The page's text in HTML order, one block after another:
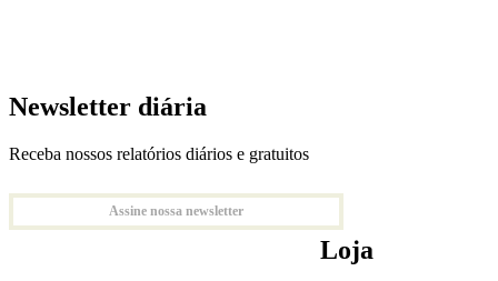
Newsletter diária
Receba nossos relatórios diários e gratuitos
Assine nossa newsletter
Loja